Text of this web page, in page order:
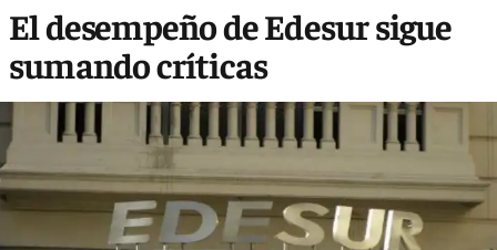
El desempeño de Edesur sigue
sumando críticas